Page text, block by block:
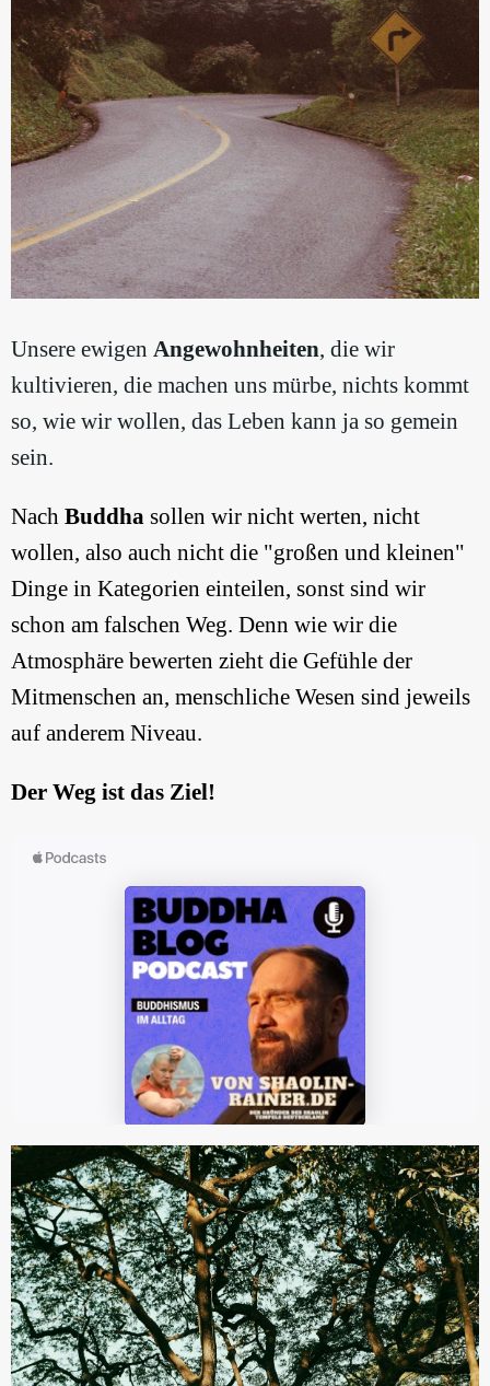
Unsere ewigen Angewohnheiten, die wir
kultivieren, die machen uns mürbe, nichts kommt
so, wie wir wollen, das Leben kann ja so gemein
sein.
Nach Buddha sollen wir nicht werten, nicht
wollen, also auch nicht die "großen und kleinen"
Dinge in Kategorien einteilen, sonst sind wir
schon am falschen Weg. Denn wie wir die
Atmosphäre bewerten zieht die Gefühle der
Mitmenschen an, menschliche Wesen sind jeweils
auf anderem Niveau.
Der Weg ist das Ziel!